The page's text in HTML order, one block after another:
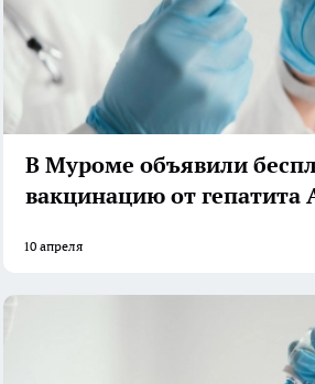
В Муроме объявили
вакцинацию от гепатита
10 апреля